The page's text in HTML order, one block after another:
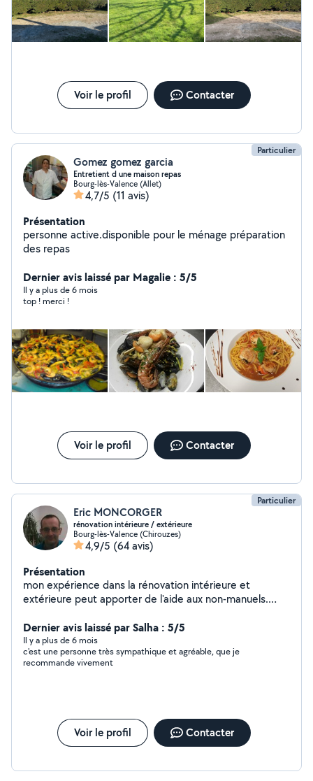
Voir le profil Contacter
Particulier
Gomez gomez garcia
Entretient d une maison repas
Bourg-lès-Valence (Allet)
4,7/5 (11 avis)
Présentation
personne active.disponible pour le ménage préparation
des repas
Dernier avis laissé par Magalie : 5/5
Il y a plus de 6 mois
top ! merci !
Voir le profil Contacter
Particulier
Eric MONCORGER
rénovation intérieure / extérieure
Bourg-lès-Valence (Chirouzes)
4,9/5 (64 avis)
Présentation
mon expérience dans la rénovation intérieure et
extérieure peut apporter de l'aide aux non-manuels.
grand véhicule plus la remorque aident à transporter
des objets encombrants ou autres.
Dernier avis laissé par Salha : 5/5
Il y a plus de 6 mois
c'est une personne très sympathique et agréable, que je
recommande vivement
Voir le profil Contacter